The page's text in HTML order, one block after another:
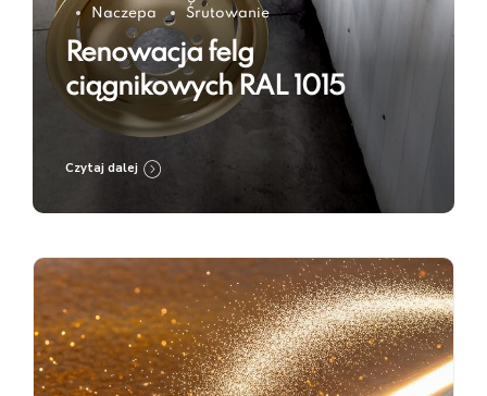
Naczepa
Śrutowanie
Renowacja felg
ciągnikowych RAL 1015
Czytaj dalej